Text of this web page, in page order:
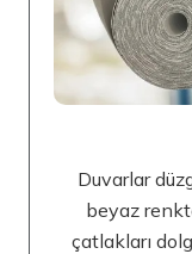
Duvarlar
beyaz
çatlakları